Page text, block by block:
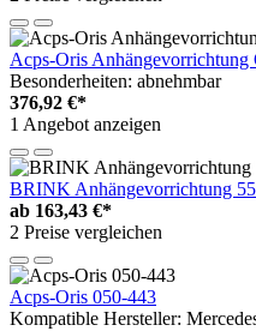
Acps-Oris
Besonderheiten: abnehmbar
376,92 €*
1 Angebot anzeigen
BRINK Anhängevorrichtung
ab 163,43 €*
2 Preise vergleichen
Acps-Oris 050-443
Kompatible Hersteller: